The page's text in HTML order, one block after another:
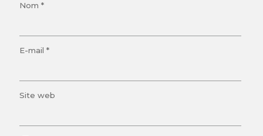
Nom *
E-mail *
Site web